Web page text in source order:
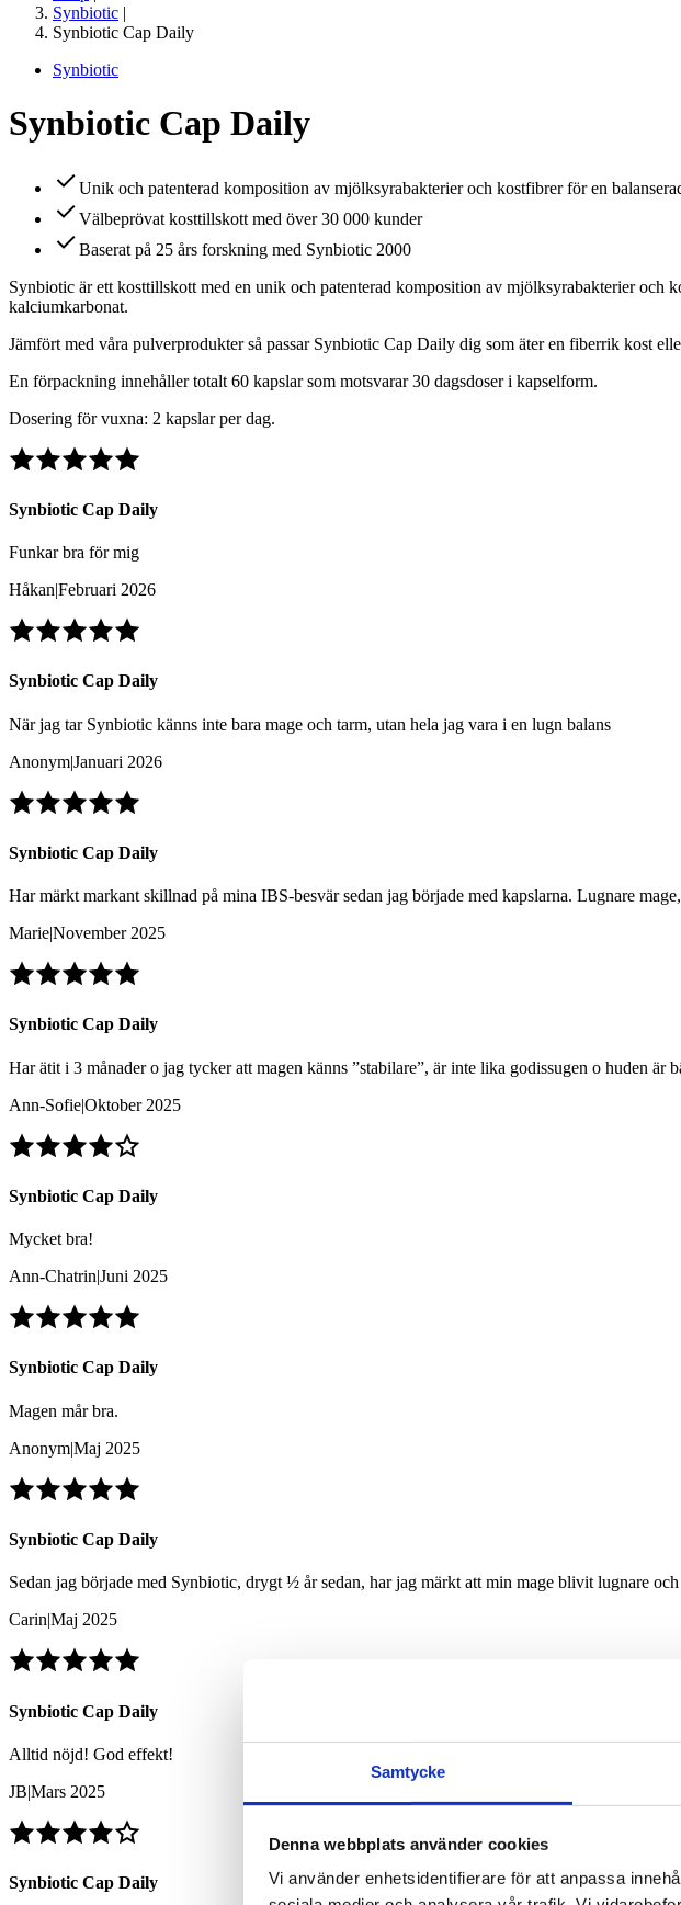
Samtycke
Denna webbplats använder cookies
Vi använder enhetsidentifierare för att anpassa
Synbiotic |
Synbiotic Cap Daily
Synbiotic
Synbiotic Cap Daily
Unik och patenterad komposition av mjölksyrabakterier och kostfibrer för en
Välbeprövat kosttillskott med över 30 000 kunder
Baserat på 25 års forskning med Synbiotic 2000
Synbiotic är ett kosttillskott med en unik och patenterad komposition av mjölksyrabakterier och
kalciumkarbonat.
Jämfört med våra pulverprodukter så passar Synbiotic Cap Daily dig som äter en fiberrik kost
En förpackning innehåller totalt 60 kapslar som motsvarar 30 dagsdoser i kapselform.
Dosering för vuxna: 2 kapslar per dag.
Synbiotic Cap Daily
Funkar bra för mig
Håkan|Februari 2026
Synbiotic Cap Daily
När jag tar Synbiotic känns inte bara mage och tarm, utan hela jag vara i en lugn balans
Anonym|Januari 2026
Synbiotic Cap Daily
Har märkt markant skillnad på mina IBS-besvär sedan jag började med kapslarna. Lugnare
Marie|November 2025
Synbiotic Cap Daily
Har ätit i 3 månader o jag tycker att magen känns ”stabilare”, är inte lika godissugen o huden är
Ann-Sofie|Oktober 2025
Synbiotic Cap Daily
Mycket bra!
Ann-Chatrin|Juni 2025
Synbiotic Cap Daily
Magen mår bra.
Anonym|Maj 2025
Synbiotic Cap Daily
Sedan jag började med Synbiotic, drygt ½ år sedan, har jag märkt att min mage blivit lugnare
Carin|Maj 2025
Synbiotic Cap Daily
Alltid nöjd! God effekt!
JB|Mars 2025
Synbiotic Cap Daily